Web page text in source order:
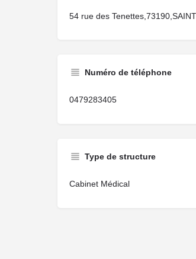
54 rue des
Numéro de téléphone
0479283405
Type de structure
Cabinet Médical